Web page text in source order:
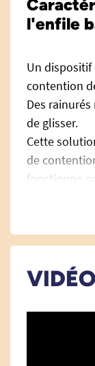
l'enfile
Un dispositif
contention
Des
de glisser.
Cette
de
fonctionne
Il suffit de
en
Dispositif en
VIDÉO